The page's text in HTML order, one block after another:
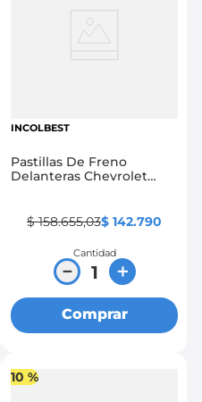
INCOLBEST
Pastillas De Freno
Delanteras Chevrolet
$ 158.655,03$ 142.790
Cantidad
＋
－
Comprar
10 %